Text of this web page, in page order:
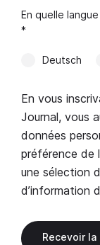
En quelle
*
Deutsch
En vous
Journal, vous
données
préférence de
une sélection
d’information